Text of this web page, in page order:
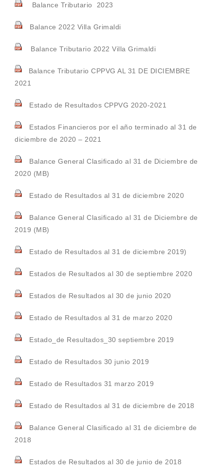
Balance Tributario 2023
Balance 2022 Villa Grimaldi
Balance Tributario 2022 Villa Grimaldi
Balance Tributario CPPVG AL 31 DE DICIEMBRE
2021
Estado de Resultados CPPVG 2020-2021
Estados Financieros por el año terminado al 31 de
diciembre de 2020 – 2021
Balance General Clasificado al 31 de Diciembre de
2020 (MB)
Estado de Resultados al 31 de diciembre 2020
Balance General Clasificado al 31 de Diciembre de
2019 (MB)
Estado de Resultados al 31 de diciembre 2019)
Estados de Resultados al 30 de septiembre 2020
Estados de Resultados al 30 de junio 2020
Estado de Resultados al 31 de marzo 2020
Estado_de Resultados_30 septiembre 2019
Estado de Resultados 30 junio 2019
Estado de Resultados 31 marzo 2019
Estado de Resultados al 31 de diciembre de 2018
Balance General Clasificado al 31 de diciembre de
2018
Estados de Resultados al 30 de junio de 2018